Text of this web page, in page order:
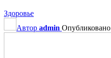
Здоровье
Автор admin Опубликовано